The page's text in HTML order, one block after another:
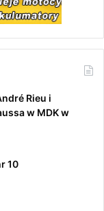
Rieu i
w MDK w
10